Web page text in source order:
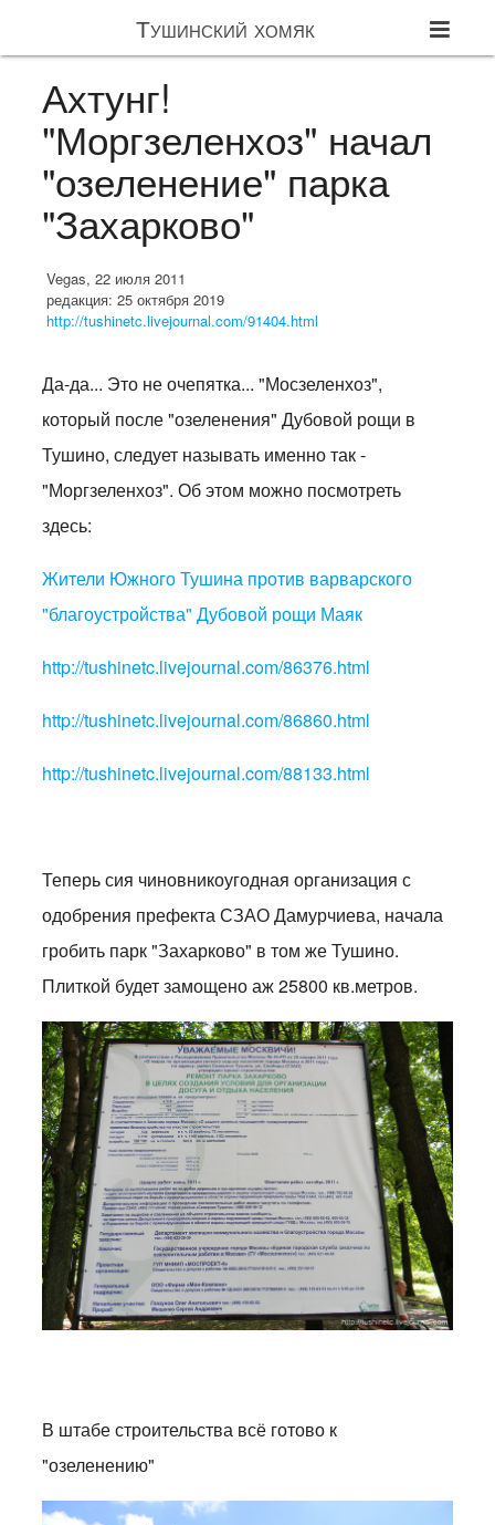
Тушинский хомяк
Ахтунг!
"Моргзеленхоз" начал
"озеленение" парка
"Захарково"
Vegas, 22 июля 2011
редакция: 25 октября 2019
http://tushinetc.livejournal.com/91404.html
Да-да... Это не очепятка... "Мосзеленхоз",
который после "озеленения" Дубовой рощи в
Тушино, следует называть именно так -
"Моргзеленхоз". Об этом можно посмотреть
здесь:
Жители Южного Тушина против варварского
"благоустройства" Дубовой рощи Маяк
http://tushinetc.livejournal.com/86376.html
http://tushinetc.livejournal.com/86860.html
http://tushinetc.livejournal.com/88133.html
Теперь сия чиновникоугодная организация с
одобрения префекта СЗАО Дамурчиева, начала
гробить парк "Захарково" в том же Тушино.
Плиткой будет замощено аж 25800 кв.метров.
В штабе строительства всё готово к
"озеленению"